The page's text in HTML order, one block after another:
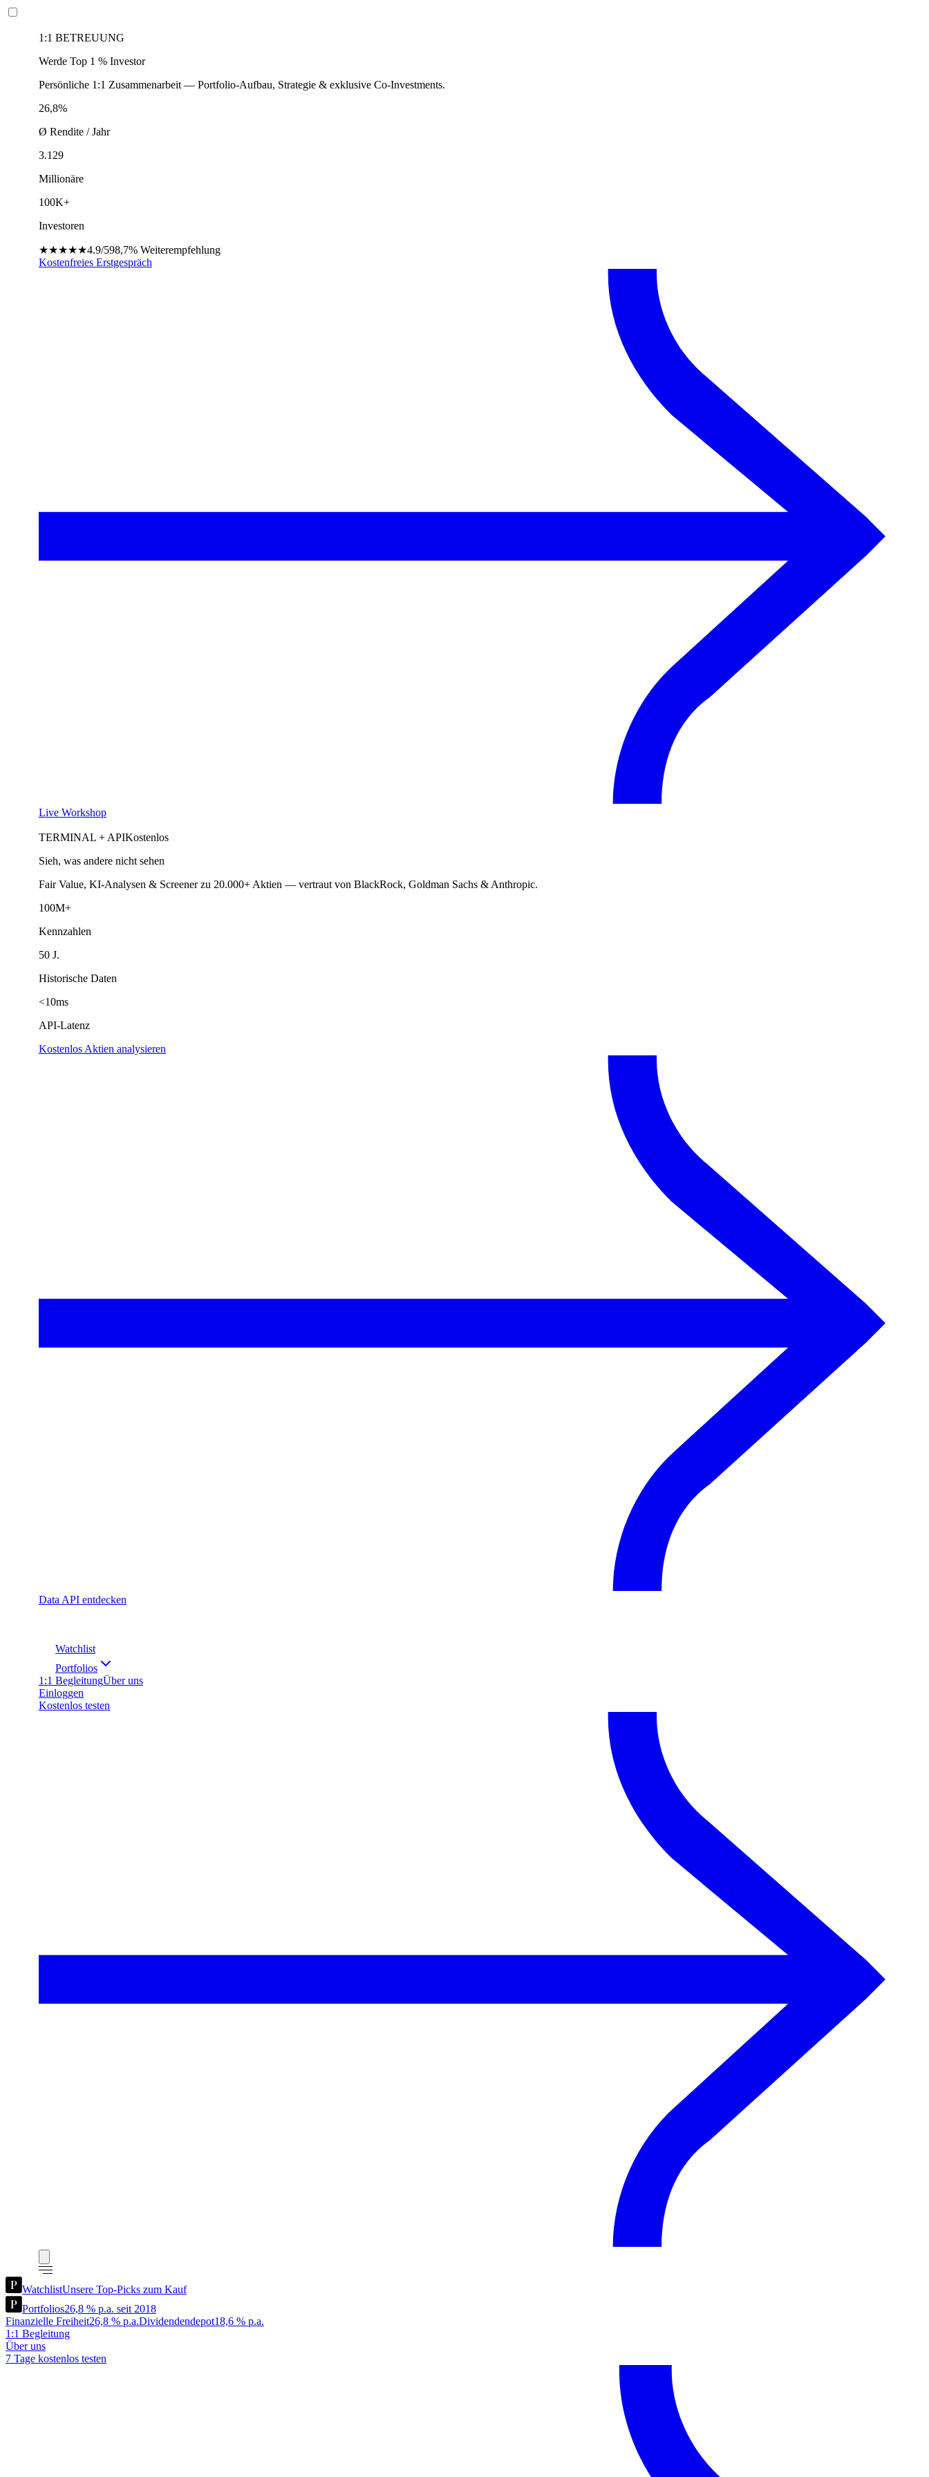
1:1 BETREUUNG
Werde Top 1 % Investor
Persönliche 1:1 Zusammenarbeit — Portfolio-Aufbau, Strategie & exklusive Co-Investments.
26,8%
Ø Rendite / Jahr
3.129
Millionäre
100K+
Investoren
★★★★★4.9/598,7% Weiterempfehlung
Kostenfreies Erstgespräch
Live Workshop
TERMINAL + APIKostenlos
Sieh, was andere nicht sehen
Fair Value, KI-Analysen & Screener zu 20.000+ Aktien — vertraut von BlackRock, Goldman Sachs & Anthropic.
100M+
Kennzahlen
50 J.
Historische Daten
<10ms
API-Latenz
Kostenlos Aktien analysieren
Data API entdecken
Watchlist
Portfolios
1:1 BegleitungÜber uns
Einloggen
Kostenlos testen
WatchlistUnsere Top-Picks zum Kauf
Portfolios26,8 % p.a. seit 2018
Finanzielle Freiheit26,8 % p.a.Dividendendepot18,6 % p.a.
1:1 Begleitung
Über uns
7 Tage kostenlos testen